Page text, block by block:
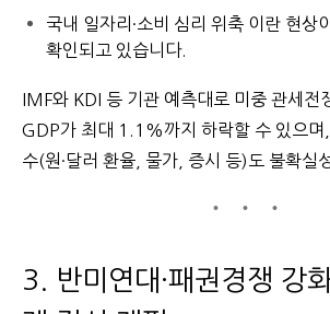
국내 일자리·소비 심리 위축 이란 현상
확인되고 있습니다.
IMF와 KDI 등 기관 예측대로 미중 관세전
GDP가 최대 1.1%까지 하락할 수 있으며
수(원·달러 환율, 물가, 증시 등)도 불확실
3. 반미연대·패권경쟁 강